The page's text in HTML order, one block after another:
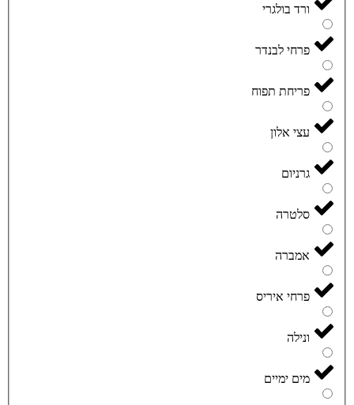
ורד בולגרי
פרחי לבנדר
פריחת תפוח
עצי אלון
גרניום
סלטרה
אמברה
פרחי איריס
ונילה
מים ימיים